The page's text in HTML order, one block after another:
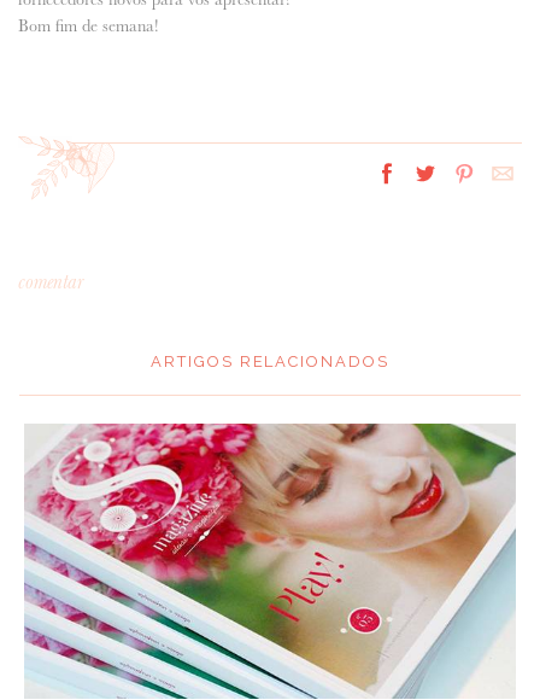
Bom fim de semana!
comentar
NOME*:
ARTIGOS RELACIONADOS